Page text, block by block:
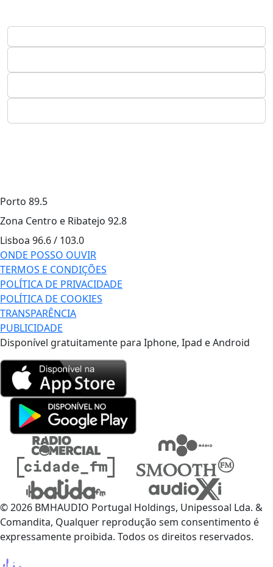
Porto 89.5
Zona Centro e Ribatejo 92.8
Lisboa 96.6 / 103.0
ONDE POSSO OUVIR
TERMOS E CONDIÇÕES
POLÍTICA DE PRIVACIDADE
POLÍTICA DE COOKIES
TRANSPARÊNCIA
PUBLICIDADE
Disponível gratuitamente para Iphone, Ipad e Android
© 2026 BMHAUDIO Portugal Holdings, Unipessoal Lda. &
Comandita, Qualquer reprodução sem consentimento é
expressamente proibida. Todos os direitos reservados.